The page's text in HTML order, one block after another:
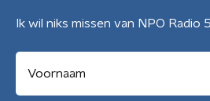
Ik wil niks missen van NPO Radio